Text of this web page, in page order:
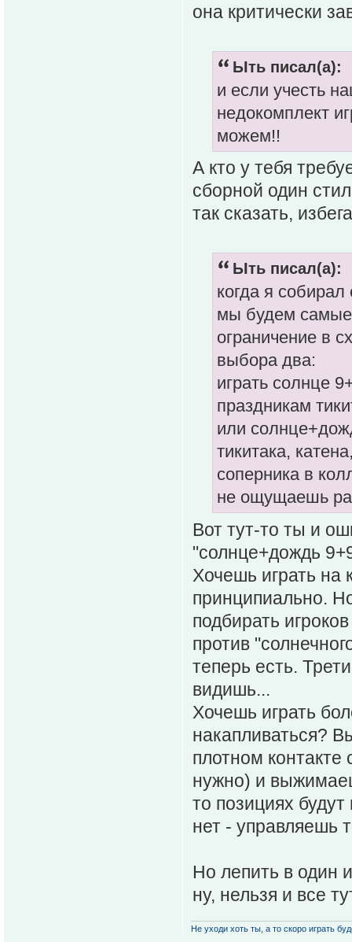
она критически
Ыть писал(а):
и если учесть
недокомплект
можем!!
А кто у тебя
сборной один
так сказать,
Ыть писал(а):
когда я собирал
мы будем самые
ограничение в
выбора два:
играть солнце
праздникам
или
тикитака,
соперника в
не ощущаешь
Вот тут-то ты и
"солнце+дождь
Хочешь играть на
принципиально.
подбирать
против
теперь есть.
видишь...
Хочешь играть
накапливаться?
плотном
нужно) и
то позициях
нет - управляешь
Но лепить в один
ну, нельзя и все
Не уходи хоть ты, а то скоро играть